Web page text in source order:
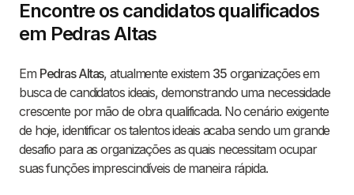
Encontre os candidatos qualificados
em Pedras Altas
Em Pedras Altas, atualmente existem 35organizações em
busca de candidatos ideais, demonstrando uma necessidade
crescente por mão de obra qualificada. No cenário exigente
de hoje, identificar os talentos ideais acaba sendo um grande
desafio para as organizações as quais necessitam ocupar
suas funções imprescindíveis de maneira rápida.